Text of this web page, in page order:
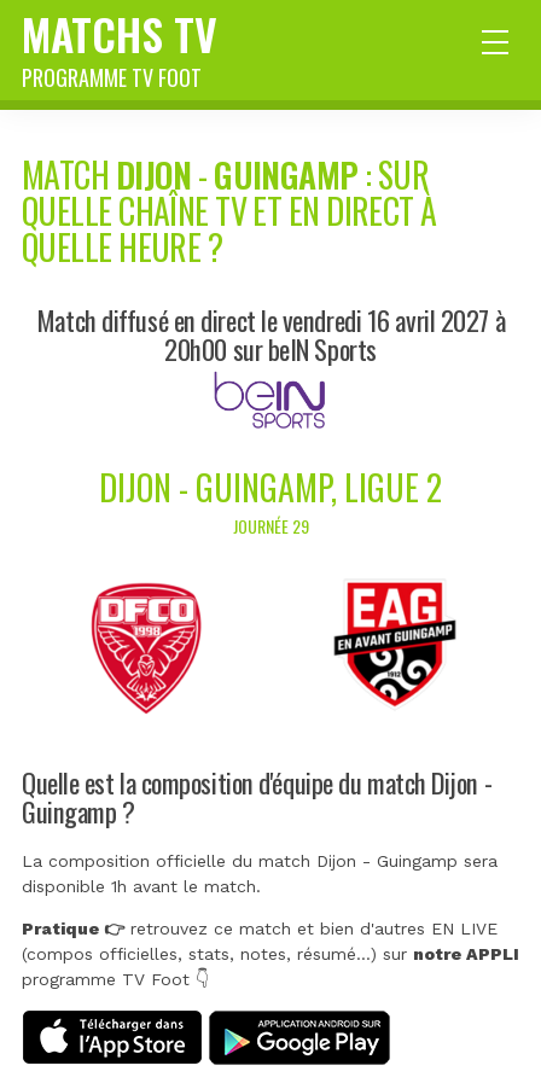
MATCHS TV
PROGRAMME TV FOOT
MATCH DIJON-GUINGAMP: SUR
QUELLE CHAÎNE TV ET EN DIRECT À
QUELLE HEURE ?
Match diffusé en direct le vendredi 16 avril 2027 à
20h00 sur beIN Sports
DIJON - GUINGAMP, LIGUE 2
JOURNÉE 29
Quelle est la composition d'équipe du match Dijon -
Guingamp ?
La composition officielle du match Dijon - Guingamp sera
disponible 1h avant le match.
Pratique 👉retrouvez ce match et bien d'autres EN LIVE
(compos officielles, stats, notes, résumé...) sur notre APPLI
programme TV Foot 👇